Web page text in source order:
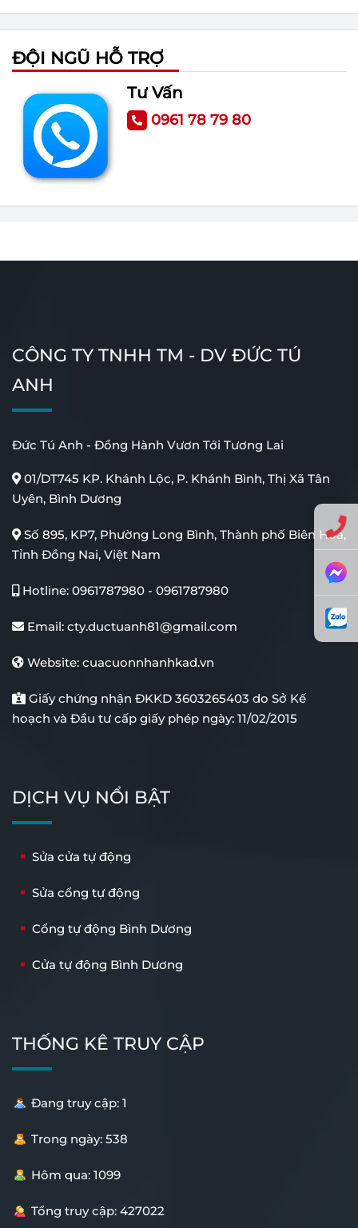
Cổng Tự Động Âm Sàn
Cửa Tự Động Khách Sạn
Cửa Kính Lùa Giếng Trời Cổng Xếp Tự Động Inox
Cổng Tự Động Âm Sàn
ĐỘI NGŨ HỖ TRỢ
Tư Vấn
0961 78 79 80
CÔNG TY TNHH TM - DV ĐỨC TÚ
ANH
Đức Tú Anh - Đồng Hành Vươn Tới Tương Lai
01/DT745 KP. Khánh Lộc, P. Khánh Bình, Thị Xã Tân
Uyên, Bình Dương
Số 895, KP7, Phường Long Bình, Thành phố Biên Hòa,
Tỉnh Đồng Nai, Việt Nam
Hotline: 0961787980 - 0961787980
Email: cty.ductuanh81@gmail.com
Website: cuacuonnhanhkad.vn
Giấy chứng nhận ĐKKD 3603265403 do Sở Kế
hoạch và Đầu tư cấp giấy phép ngày: 11/02/2015
DỊCH VỤ NỔI BẬT
Sửa cửa tự động
Sửa cổng tự động
Cổng tự động Bình Dương
Cửa tự động Bình Dương
THỐNG KÊ TRUY CẬP
Đang truy cập: 1
Trong ngày: 538
Hôm qua: 1099
Tổng truy cập: 427022